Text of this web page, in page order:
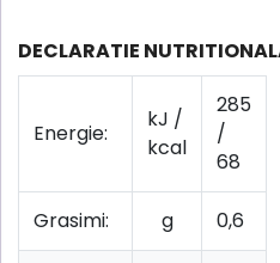
DECLARATIE
Energie:
kJ /
kcal
285
/
68
Grasimi: g 0,6